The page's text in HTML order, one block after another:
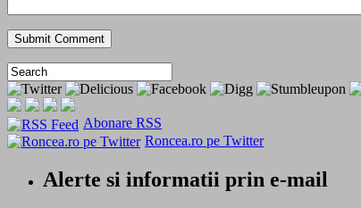
Abonare RSS
Roncea.ro pe Twitter
Alerte si informatii prin e-mail